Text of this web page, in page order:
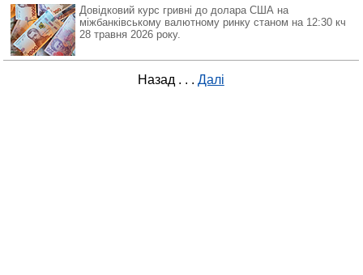
Довідковий курс гривні до долара США на
міжбанківському валютному ринку станом на 12:30 кч
28 травня 2026 року.
Назад . . . Далі